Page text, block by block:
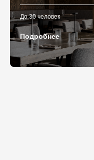
До 30 человек
Подробнее